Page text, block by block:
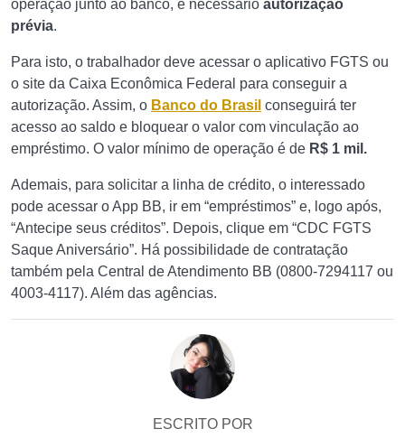
operação junto ao banco, é necessário autorização
prévia.
Para isto, o trabalhador deve acessar o aplicativo FGTS ou
o site da Caixa Econômica Federal para conseguir a
autorização. Assim, o Banco do Brasil conseguirá ter
acesso ao saldo e bloquear o valor com vinculação ao
empréstimo. O valor mínimo de operação é de R$ 1 mil.
Ademais, para solicitar a linha de crédito, o interessado
pode acessar o App BB, ir em “empréstimos” e, logo após,
“Antecipe seus créditos”. Depois, clique em “CDC FGTS
Saque Aniversário”. Há possibilidade de contratação
também pela Central de Atendimento BB (0800-7294117 ou
4003-4117). Além das agências.
ESCRITO POR